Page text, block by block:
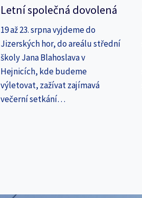
Letní společná dovolená
19 až 23. srpna vyjdeme do
Jizerských hor, do areálu střední
školy Jana Blahoslava v
Hejnicích, kde budeme
výletovat, zažívat zajímavá
večerní setkání…